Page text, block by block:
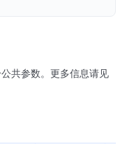
共参数。更多信息请见